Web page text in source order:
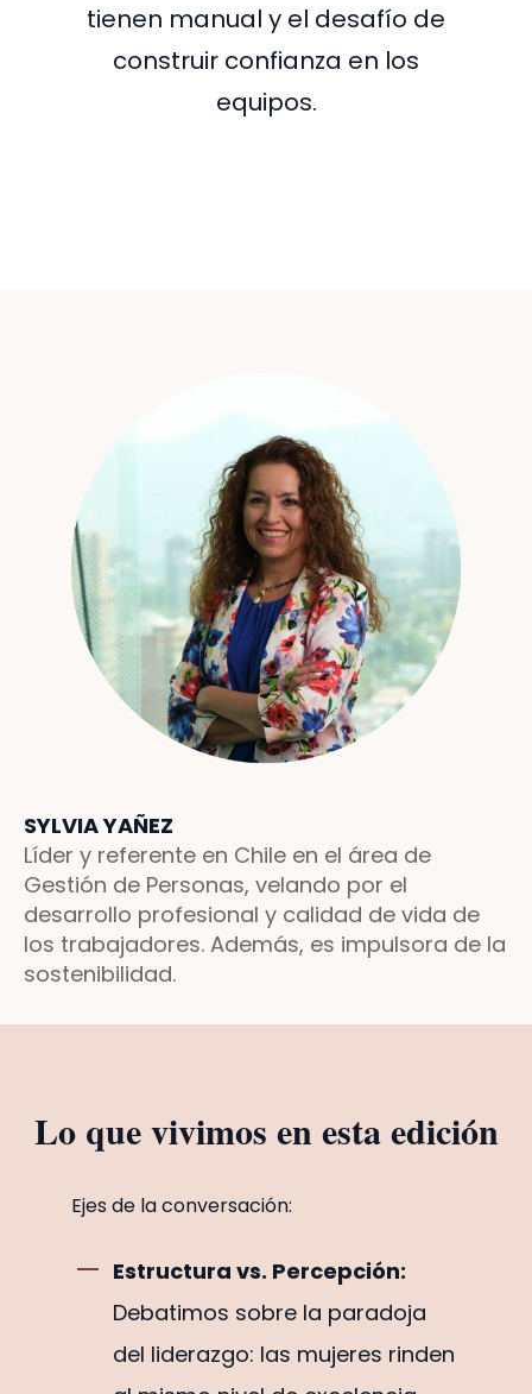
tienen manual y el desafío de
construir confianza en los
equipos.
SYLVIA YAÑEZ
Líder y referente en Chile en el área de
Gestión de Personas, velando por el
desarrollo profesional y calidad de vida de
los trabajadores. Además, es impulsora de la
sostenibilidad.
Lo que vivimos en esta edición
Ejes de la conversación:
Estructura vs. Percepción:
Debatimos sobre la paradoja
del liderazgo: las mujeres rinden